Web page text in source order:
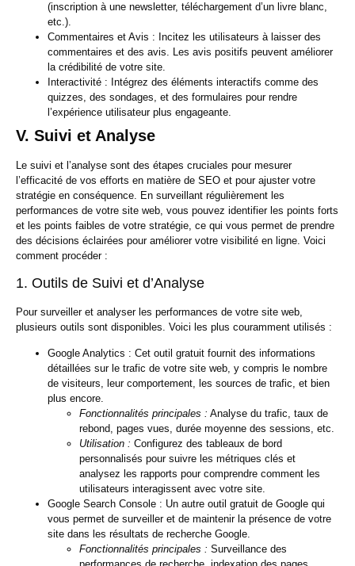
(inscription à une newsletter, téléchargement d’un livre blanc,
etc.).
Commentaires et Avis : Incitez les utilisateurs à laisser des
commentaires et des avis. Les avis positifs peuvent améliorer
la crédibilité de votre site.
Interactivité : Intégrez des éléments interactifs comme des
quizzes, des sondages, et des formulaires pour rendre
l’expérience utilisateur plus engageante.
V. Suivi et Analyse
Le suivi et l’analyse sont des étapes cruciales pour mesurer
l’efficacité de vos efforts en matière de SEO et pour ajuster votre
stratégie en conséquence. En surveillant régulièrement les
performances de votre site web, vous pouvez identifier les points forts
et les points faibles de votre stratégie, ce qui vous permet de prendre
des décisions éclairées pour améliorer votre visibilité en ligne. Voici
comment procéder :
1. Outils de Suivi et d’Analyse
Pour surveiller et analyser les performances de votre site web,
plusieurs outils sont disponibles. Voici les plus couramment utilisés :
Google Analytics : Cet outil gratuit fournit des informations
détaillées sur le trafic de votre site web, y compris le nombre
de visiteurs, leur comportement, les sources de trafic, et bien
plus encore.
Fonctionnalités principales : Analyse du trafic, taux de
rebond, pages vues, durée moyenne des sessions, etc.
Utilisation : Configurez des tableaux de bord
personnalisés pour suivre les métriques clés et
analysez les rapports pour comprendre comment les
utilisateurs interagissent avec votre site.
Google Search Console : Un autre outil gratuit de Google qui
vous permet de surveiller et de maintenir la présence de votre
site dans les résultats de recherche Google.
Fonctionnalités principales : Surveillance des